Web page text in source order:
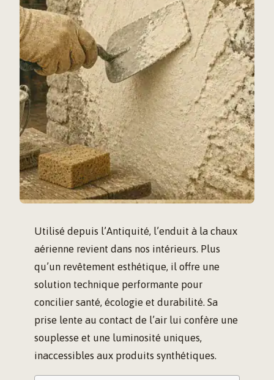
Utilisé depuis l’Antiquité, l’enduit à la chaux
aérienne revient dans nos intérieurs. Plus
qu’un revêtement esthétique, il offre une
solution technique performante pour
concilier santé, écologie et durabilité. Sa
prise lente au contact de l’air lui confère une
souplesse et une luminosité uniques,
inaccessibles aux produits synthétiques.